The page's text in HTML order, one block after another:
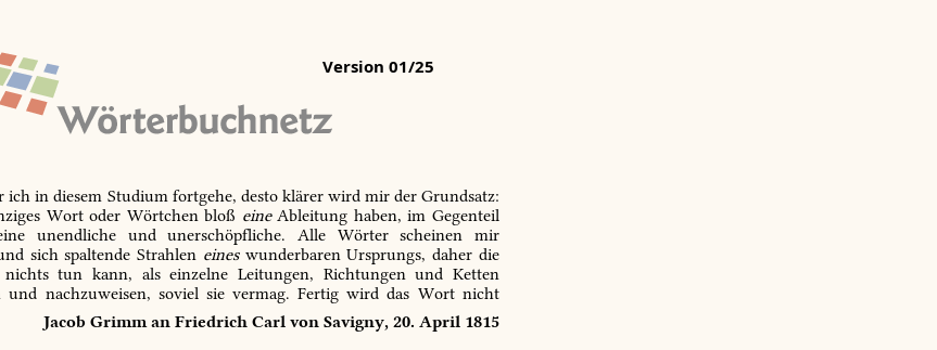
Version 01/25
ich in diesem Studium fortgehe, desto klärer wird mir der Grundsatz:
Wort oder Wörtchen bloß eineAbleitung haben, im Gegenteil
unendliche und unerschöpfliche. Alle Wörter scheinen mir
sich spaltende Strahlen eineswunderbaren Ursprungs, daher die
nichts tun kann, als einzelne Leitungen, Richtungen und Ketten
und nachzuweisen, soviel sie vermag. Fertig wird das Wort nicht
Jacob Grimm an Friedrich Carl von Savigny, 20. April 1815